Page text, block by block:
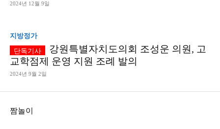
2024년 12월 9일
지방정가
강원특별자치도의회 조성운 의원, 고
교학점제 운영 지원 조례 발의
2024년 9월 2일
짬놀이